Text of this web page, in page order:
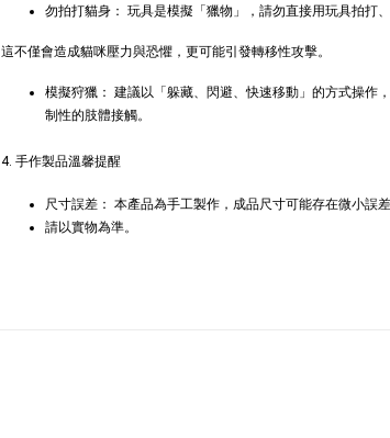
加入購物
勿拍打貓身： 玩具是模擬「獵物」，請勿直接用玩具拍打、
這不僅會造成貓咪壓力與恐懼，更可能引發轉移性攻擊。
模擬狩獵： 建議以「躲藏、閃避、快速移動」的方式操作
制性的肢體接觸。
4. 手作製品溫馨提醒
尺寸誤差： 本產品為手工製作，成品尺寸可能存在微小誤
請以實物為準。